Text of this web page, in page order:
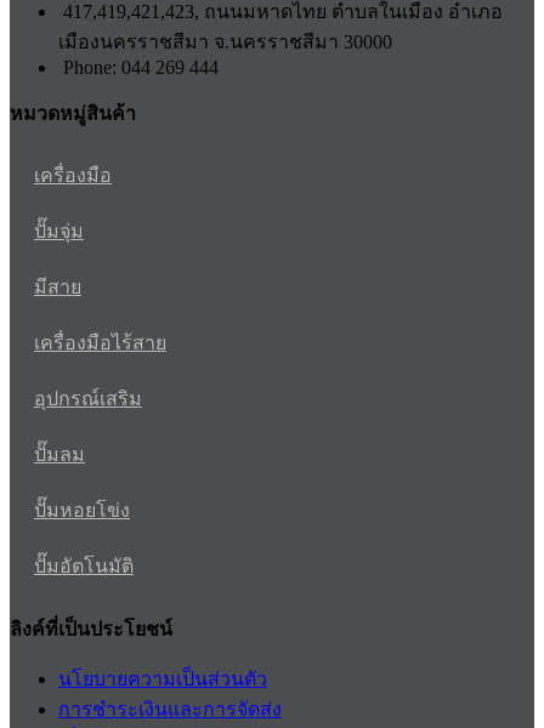
417,419,421,423, ถนนมหาดไทย ตำบลในเมือง อำเภอ
เมืองนครราชสีมา จ.นครราชสีมา 30000
Phone: 044 269 444
หมวดหมู่สินค้า
เครื่องมือ
ปั๊มจุ่ม
มีสาย
เครื่องมือไร้สาย
อุปกรณ์เสริม
ปั๊มลม
ปั๊มหอยโข่ง
ปั๊มอัตโนมัติ
ลิงค์ที่เป็นประโยชน์
นโยบายความเป็นส่วนตัว
การชำระเงินและการจัดส่ง